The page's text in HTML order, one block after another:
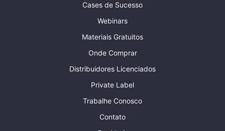
Cases de Sucesso
Webinars
Materiais Gratuitos
Onde Comprar
Distribuidores Licenciados
Private Label
Trabalhe Conosco
Contato